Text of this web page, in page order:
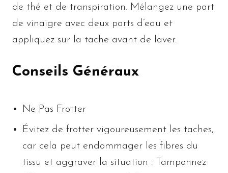
de thé et de transpiration. Mélangez une part
de vinaigre avec deux parts d’eau et
appliquez sur la tache avant de laver.
Conseils Généraux
Ne Pas Frotter
Évitez de frotter vigoureusement les taches,
car cela peut endommager les fibres du
tissu et aggraver la situation : Tamponnez